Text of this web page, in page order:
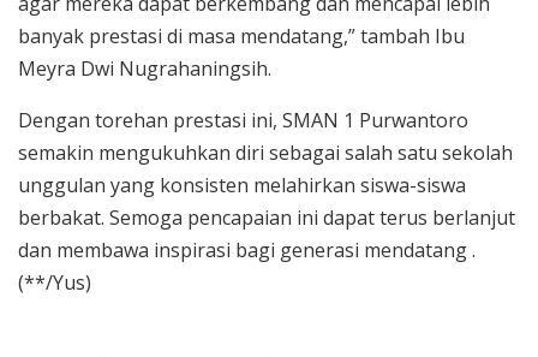
banyak prestasi di masa mendatang,” tambah Ibu
Meyra Dwi Nugrahaningsih.
Dengan torehan prestasi ini, SMAN 1 Purwantoro
semakin mengukuhkan diri sebagai salah satu sekolah
unggulan yang konsisten melahirkan siswa-siswa
berbakat. Semoga pencapaian ini dapat terus berlanjut
dan membawa inspirasi bagi generasi mendatang .
(**/Yus)